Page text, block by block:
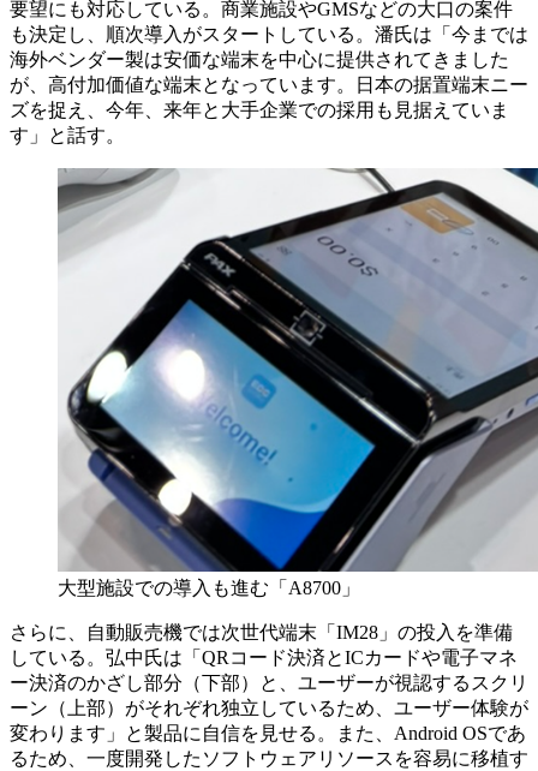
要望にも対応している。商業施設やGMSなどの大口の案件
も決定し、順次導入がスタートしている。潘氏は「今までは
海外ベンダー製は安価な端末を中心に提供されてきました
が、高付加価値な端末となっています。日本の据置端末ニー
ズを捉え、今年、来年と大手企業での採用も見据えていま
す」と話す。
大型施設での導入も進む「A8700」
さらに、自動販売機では次世代端末「IM28」の投入を準備
している。弘中氏は「QRコード決済とICカードや電子マネ
ー決済のかざし部分（下部）と、ユーザーが視認するスクリ
ーン（上部）がそれぞれ独立しているため、ユーザー体験が
変わります」と製品に自信を見せる。また、Android OSであ
るため、一度開発したソフトウェアリソースを容易に移植す